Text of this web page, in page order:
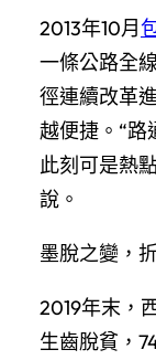
2013年10月
一條公路全
徑連續改革
越便捷。“路
此刻可是熱
說。
墨脫之變，
2019年末，
生齒脫貧，